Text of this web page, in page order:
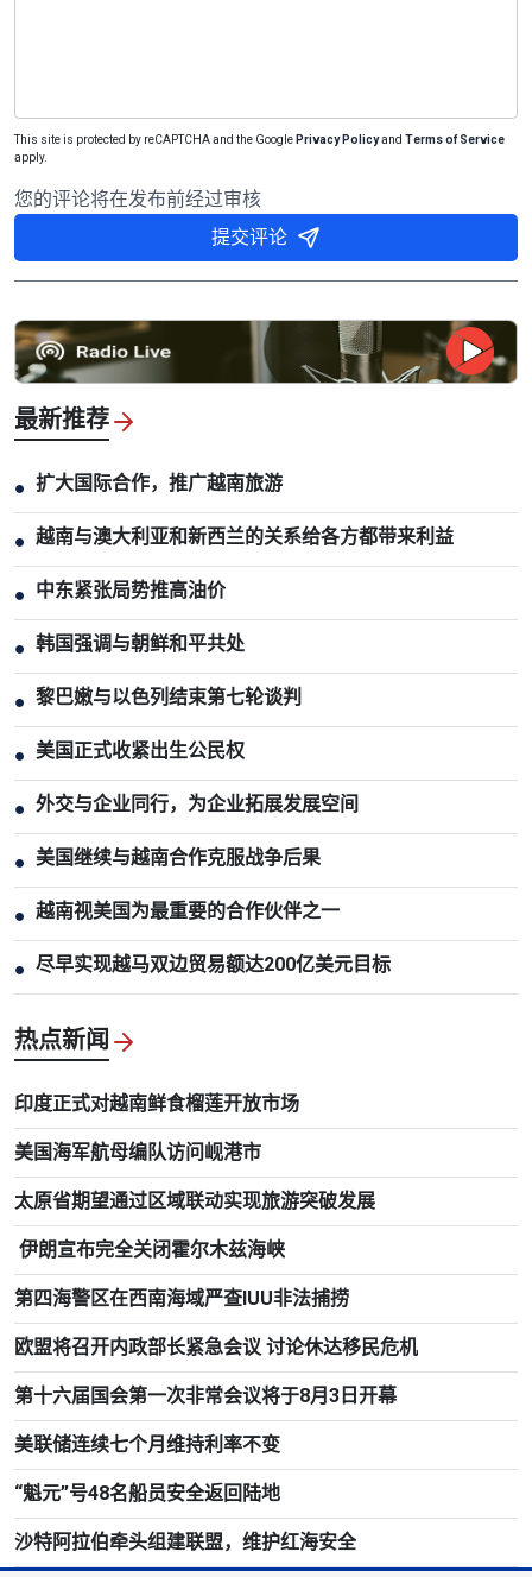
This site is protected by reCAPTCHA and the Google Privacy Policyand Terms of Service
apply.
您的评论将在发布前经过审核
提交评论
最新推荐
● 扩大国际合作，推广越南旅游
● 越南与澳大利亚和新西兰的关系给各方都带来利益
● 中东紧张局势推高油价
● 韩国强调与朝鲜和平共处
● 黎巴嫩与以色列结束第七轮谈判
● 美国正式收紧出生公民权
● 外交与企业同行，为企业拓展发展空间
● 美国继续与越南合作克服战争后果
● 越南视美国为最重要的合作伙伴之一
● 尽早实现越马双边贸易额达200亿美元目标
热点新闻
印度正式对越南鲜食榴莲开放市场
美国海军航母编队访问岘港市
太原省期望通过区域联动实现旅游突破发展
伊朗宣布完全关闭霍尔木兹海峡
第四海警区在西南海域严查IUU非法捕捞
欧盟将召开内政部长紧急会议 讨论休达移民危机
第十六届国会第一次非常会议将于8月3日开幕
美联储连续七个月维持利率不变
“魁元”号48名船员安全返回陆地
沙特阿拉伯牵头组建联盟，维护红海安全